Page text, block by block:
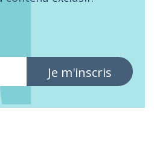
Je m'inscris